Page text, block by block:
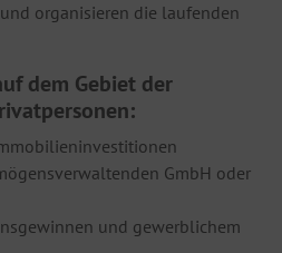
organisieren die laufenden
dem Gebiet der
GmbH oder
und gewerblichem